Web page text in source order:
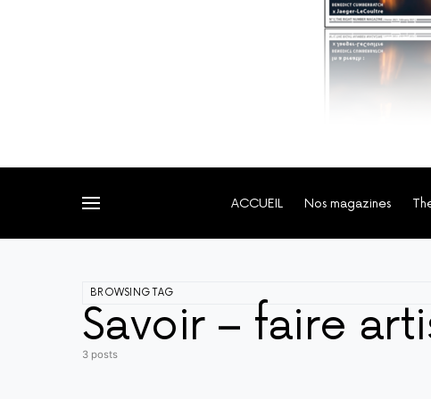
ACCUEIL Nos magazines
BROWSING TAG
Savoir – faire
3 posts